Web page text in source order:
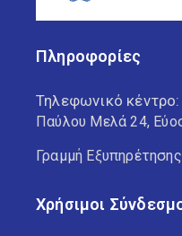
Πληροφορίες
Τηλεφωνικό κέντρο:
Παύλου Μελά 24,
Γραμμή
Χρήσιμοι